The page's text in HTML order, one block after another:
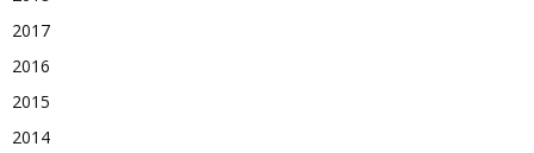
2017
2016
2015
2014